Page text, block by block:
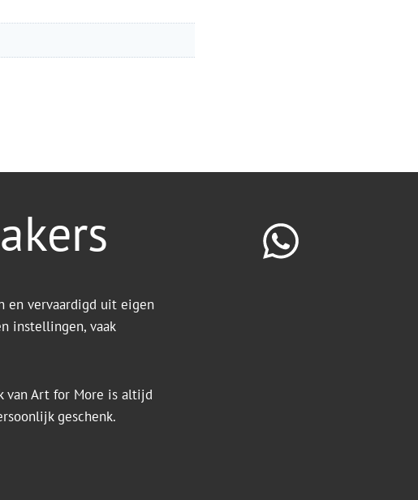
en vervaardigd uit eigen
instellingen, vaak
van Art for More is altijd
geschenk.